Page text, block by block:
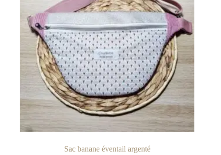
Sac banane éventail argenté